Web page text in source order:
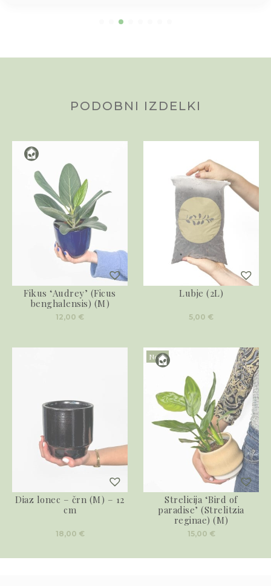
PODOBNI IZDELKI
Fikus ‘Audrey’ (Ficus
benghalensis) (M)
12,00 €
Lubje (2L)
5,00 €
Diaz lonec – črn (M) – 12
cm
18,00 €
Novo
Strelicija ‘Bird of
paradise’ (Strelitzia
reginae) (M)
15,00 €